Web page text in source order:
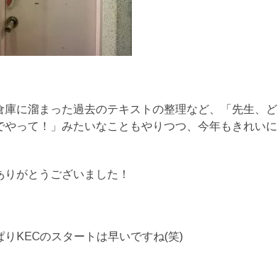
に溜まった過去のテキストの整理など、「先生、ど
って！」みたいなこともやりつつ、今年もきれいに
がとうございました！
りKECのスタートは早いですね(笑)